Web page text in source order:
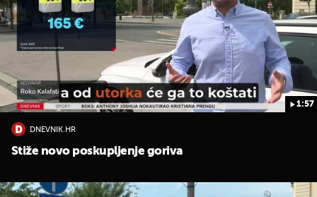
1:57
DNEVNIK.HR
Stiže novo poskupljenje goriva